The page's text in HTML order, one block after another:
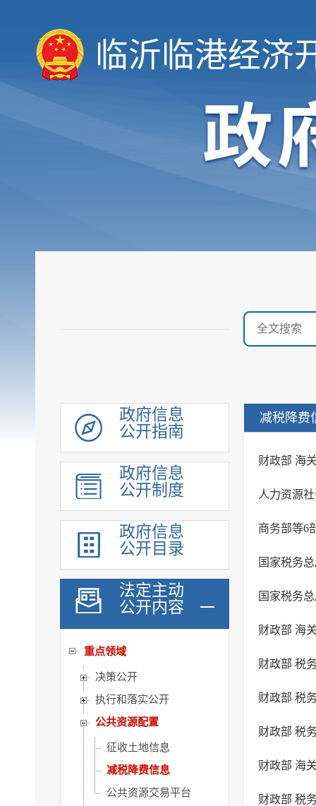
临沂临港经济
政府信息
公开指南
政府信息
公开制度
政府信息
公开目录
法定主动
公开内容
履职依据
规划计划
财政预算决算
政府集中采购
重大建设项目
安全生产领域信息
人事信息
重点领域
决策公开
执行和落实公开
公共资源配置
征收土地信息
减税降费信息
公共资源交易平台
减税降费
财政部 海
商务部等6
国家税务
财政部 海
财政部 税
财政部 税
财政部 海
财政部 税